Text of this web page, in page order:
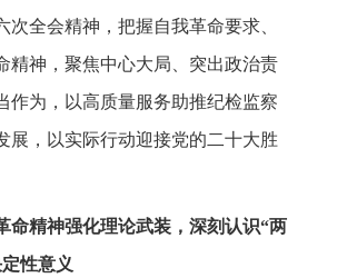
次全会精神，把握自我革命要求、
精神，聚焦中心大局、突出政治责
作为，以高质量服务助推纪检监察
展，以实际行动迎接党的二十大胜
命精神强化理论武装，深刻认识“两
性意义